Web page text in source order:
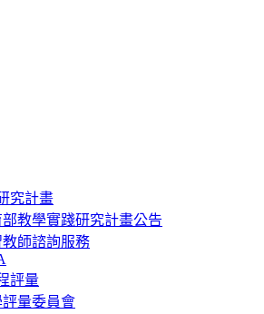
究計畫
教學實踐研究計畫公告
師諮詢服務
評量
量委員會